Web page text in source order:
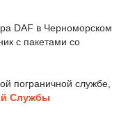
DAF в Черноморском
с пакетами со
пограничной службе,
Службы